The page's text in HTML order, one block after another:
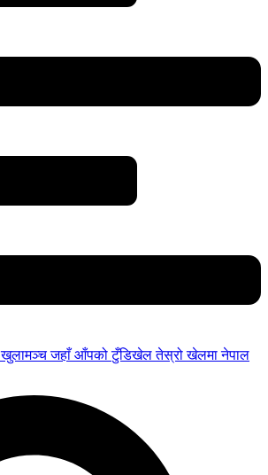
खुलामञ्च जहाँ आँपको टुँडिखेल तेस्रो खेलमा नेपाल